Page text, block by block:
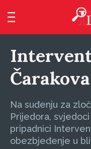
Čarakova
Na suđenju za
Prijedora,
pripadnici
obezbjeđenje u